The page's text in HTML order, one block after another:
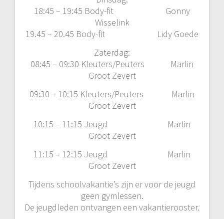
18:45 – 19:45 Body-fit Gonny
Wisselink
19.45 – 20.45 Body-fit Lidy Goede
Zaterdag:
08:45 – 09:30 Kleuters/Peuters Marlin
Groot Zevert
09:30 – 10:15 Kleuters/Peuters Marlin
Groot Zevert
10:15 – 11:15 Jeugd Marlin
Groot Zevert
11:15 – 12:15 Jeugd Marlin
Groot Zevert
Tijdens schoolvakantie’s zijn er voor de jeugd
geen gymlessen.
De jeugdleden ontvangen een vakantierooster.